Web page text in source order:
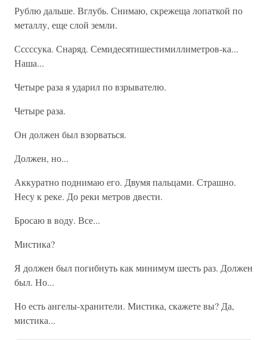
Рублю дальше. Вглубь. Снимаю, скрежеща лопаткой по
металлу, еще слой земли.
Сссссука. Снаряд. Семидесятишестимиллиметров-ка...
Наша...
Четыре раза я ударил по взрывателю.
Четыре раза.
Он должен был взорваться.
Должен, но...
Аккуратно поднимаю его. Двумя пальцами. Страшно.
Несу к реке. До реки метров двести.
Бросаю в воду. Все...
Мистика?
Я должен был погибнуть как минимум шесть раз. Должен
был. Но...
Но есть ангелы-хранители. Мистика, скажете вы? Да,
мистика...